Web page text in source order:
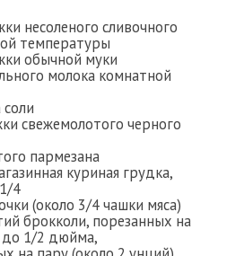
несоленого сливочного
температуры
обычной муки
молока комнатной
свежемолотого черного
пармезана
куриная грудка,
4
(около 3/4 чашки мяса)
брокколи, порезанных на
до 1/2 дюйма,